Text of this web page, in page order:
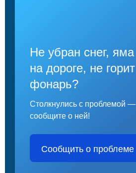
Не убран снег, яма
на дороге, не горит
фонарь?
Столкнулись с проблемой —
сообщите о ней!
Сообщить о проблеме